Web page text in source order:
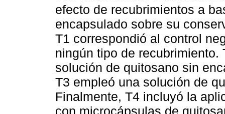
efecto de recubrimientos a
encapsulado sobre su
T1 correspondió al control
ningún tipo de
solución de quitosano sin
T3 empleó una solución de
Finalmente, T4 incluyó la
con microcápsulas de